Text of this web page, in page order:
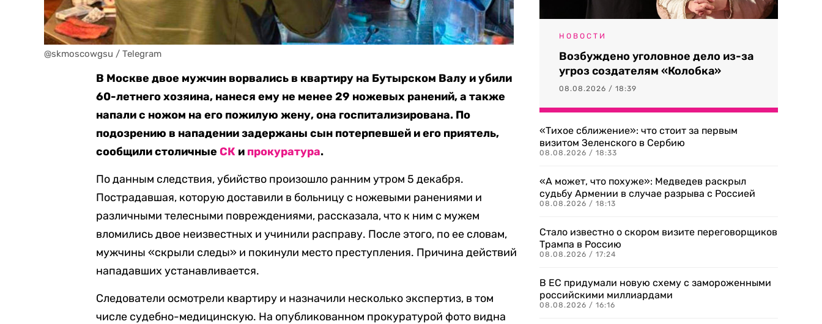
@skmoscowgsu / Telegram
В Москве двое мужчин ворвались в квартиру на Бутырском Валу и убили
60-летнего хозяина, нанеся ему не менее 29 ножевых ранений, а также
напали с ножом на его пожилую жену, она госпитализирована. По
подозрению в нападении задержаны сын потерпевшей и его приятель,
сообщили столичныеСК и прокуратура.
По данным следствия, убийство произошло ранним утром 5 декабря.
Пострадавшая, которую доставили в больницу с ножевыми ранениями и
различными телесными повреждениями, рассказала, что к ним с мужем
вломились двое неизвестных и учинили расправу. После этого, по ее словам,
мужчины «скрыли следы» и покинули место преступления. Причина действий
нападавших устанавливается.
Следователи осмотрели квартиру и назначили несколько экспертиз, в том
числе судебно-медицинскую. На опубликованном прокуратурой фото видна
НОВОСТИ
Возбуждено уголовное дело из-за
угроз создателям «Колобка»
08.08.2026 / 18:39
«Тихое сближение»: что стоит за первым
визитом Зеленского в Сербию
08.08.2026 / 18:33
«А может, что похуже»: Медведев раскрыл
судьбу Армении в случае разрыва с Россией
08.08.2026 / 18:13
Стало известно о скором визите переговорщиков
Трампа в Россию
08.08.2026 / 17:24
В ЕС придумали новую схему с замороженными
российскими миллиардами
08.08.2026 / 16:16